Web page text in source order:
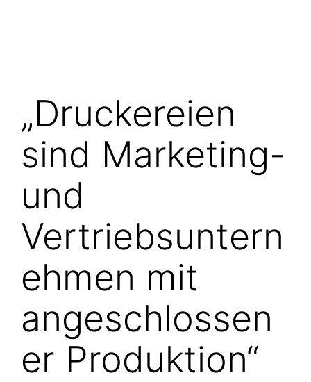
„Druckereien
sind Marketing-
und
Vertriebsuntern
ehmen mit
angeschlossen
er Produktion“